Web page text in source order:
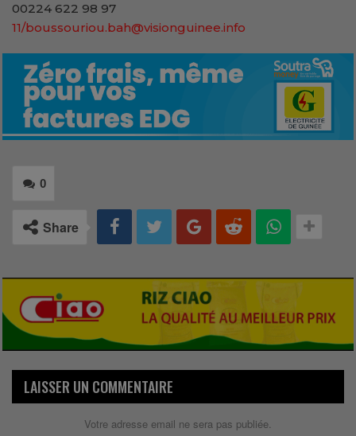
00224 622 98 97
11/boussouriou.bah@visionguinee.info
0
Share
LAISSER UN COMMENTAIRE
Votre adresse email ne sera pas publiée.